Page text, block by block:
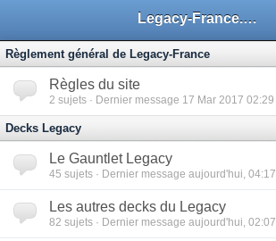
Legacy-France.org - Forum
Règlement général de Legacy-France
Règles du site
2 sujets · Dernier message 17 Mar 2017 02:29
Decks Legacy
Le Gauntlet Legacy
45 sujets · Dernier message aujourd'hui, 04:17
Les autres decks du Legacy
82 sujets · Dernier message aujourd'hui, 02:07